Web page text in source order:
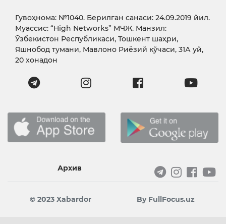
Гувоҳнома: №1040. Берилган санаси: 24.09.2019 йил.
Муассис: “High Networks” МЧЖ. Манзил:
Ўзбекистон Республикаси, Тошкент шаҳри,
Яшнобод тумани, Мавлоно Риёзий кўчаси, 31А уй,
20 хонадон
Архив
© 2023 Xabardor By FullFocus.uz